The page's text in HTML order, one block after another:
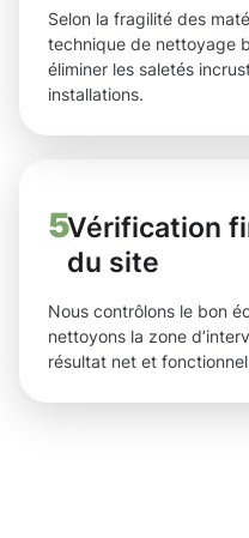
Selon la fragilité des
technique de nettoyage
éliminer les saletés
installations.
5Vérification
du site
Nous contrôlons le bon
nettoyons la zone
résultat net et